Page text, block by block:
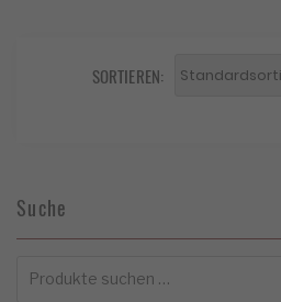
SORTIEREN:
Suche
nach: